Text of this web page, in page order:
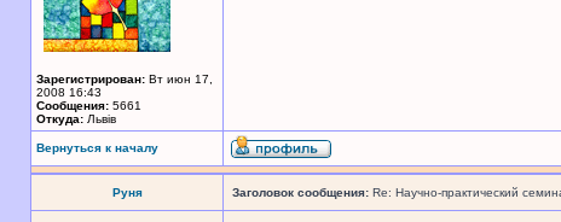
Зарегистрирован: Вт июн 17,
2008 16:43
Сообщения: 5661
Откуда: Львів
Вернуться к началу
Руня Заголовок сообщения: Re: Научно-практический